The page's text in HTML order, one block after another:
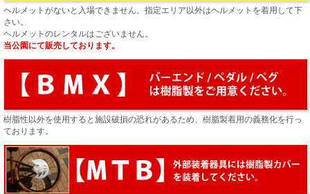
ヘルメットがないと入場できません。指定エリア以外はヘルメットを着用して下
さい。
ヘルメットのレンタルはございません。
当公園にて販売しております。
樹脂性以外を使用すると施設破損の恐れがあるため、樹脂製着用の義務化を行っ
ております。